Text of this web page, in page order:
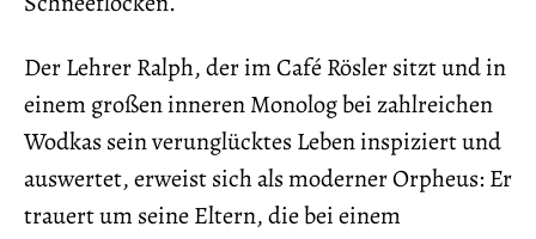
Der Lehrer Ralph, der im Café Rösler sitzt und in
einem großen inneren Monolog bei zahlreichen
Wodkas sein verunglücktes Leben inspiziert und
auswertet, erweist sich als moderner Orpheus: Er
trauert um seine Eltern, die bei einem